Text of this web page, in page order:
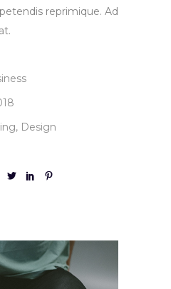
reprimique. Ad
Design